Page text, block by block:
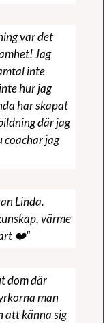
var det
Jag
inte
hur jag
har skapat
där jag
coachar jag
Linda.
värme
❤️"
dom där
man
att känna sig